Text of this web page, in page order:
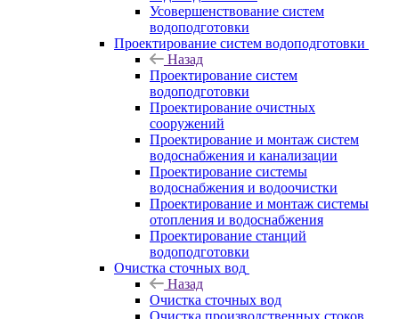
Усовершенствование систем
водоподготовки
Проектирование систем водоподготовки
Назад
Проектирование систем
водоподготовки
Проектирование очистных
сооружений
Проектирование и монтаж систем
водоснабжения и канализации
Проектирование системы
водоснабжения и водоочистки
Проектирование и монтаж системы
отопления и водоснабжения
Проектирование станций
водоподготовки
Очистка сточных вод
Назад
Очистка сточных вод
Очистка производственных стоков